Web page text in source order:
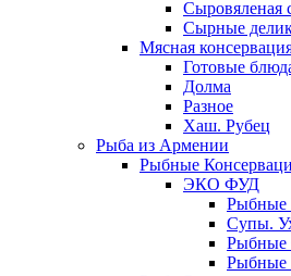
Сыровяленая
Сырные
Мясная
Готовые
Долма
Разное
Хаш. Рубец
Рыба из Армении
Рыбные
ЭКО ФУД
Рыбные
Супы.
Рыбные
Рыбные